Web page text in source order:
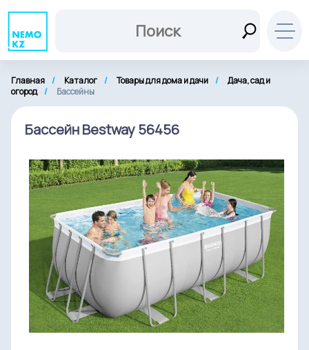
Главная Каталог Товары для дома и дачи
Дача, сад и
огород
Бассейны
Бассейн Bestway 56456